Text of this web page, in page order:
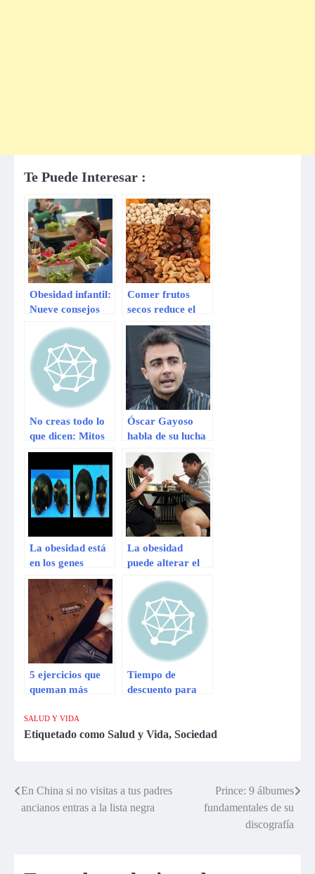
Te Puede Interesar :
Obesidad infantil:
Nueve consejos
para prevenirla
Comer frutos
secos reduce el
riesgo de obesidad
No creas todo lo
que dicen: Mitos
sobre la obesidad
Óscar Gayoso
habla de su lucha
contra el cáncer
de ganglios
La obesidad está
en los genes
La obesidad
puede alterar el
sentido del gusto
5 ejercicios que
queman más
Tiempo de
descuento para
SALUD Y VIDA
Etiquetado como Salud y Vida, Sociedad
Navegación
En China si no visitas a tus padres
ancianos entras a la lista negra
Prince: 9 álbumes
fundamentales de su
discografía